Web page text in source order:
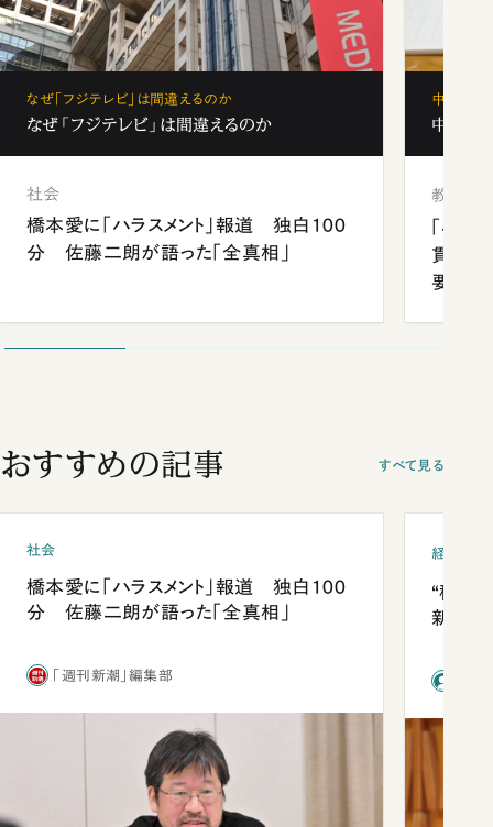
なぜ「フジテレビ」は間違えるのか
なぜ「フジテレビ」は間違えるのか
社会
橋本愛に「ハラスメント」報道 独白100
分 佐藤二朗が語った「全真相」
中学受験
中学受
教育
「早
貫校へ
要だっ
おすすめの記事 すべて見る
社会
橋本愛に「ハラスメント」報道 独白100
分 佐藤二朗が語った「全真相」
「週刊新潮」編集部
経済・ビ
“稼ぎ
新社長